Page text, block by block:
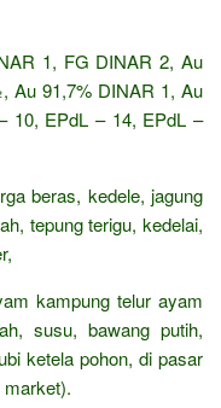
1, FG DINAR 2, Au
Au 91,7% DINAR 1, Au
10, EPdL – 14, EPdL –
beras, kedele, jagung
tepung terigu, kedelai,
kampung telur ayam
susu, bawang putih,
ketela pohon, di pasar